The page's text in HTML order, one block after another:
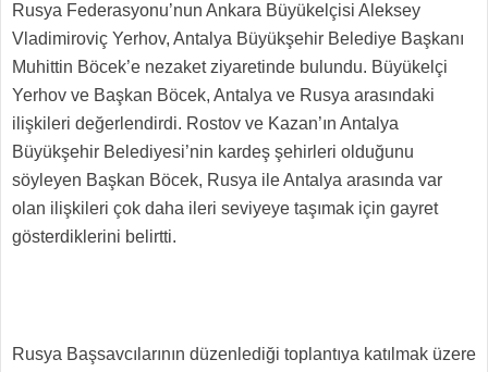
Rusya Federasyonu’nun Ankara Büyükelçisi Aleksey
Vladimiroviç Yerhov, Antalya Büyükşehir Belediye Başkanı
Muhittin Böcek’e nezaket ziyaretinde bulundu. Büyükelçi
Yerhov ve Başkan Böcek, Antalya ve Rusya arasındaki
ilişkileri değerlendirdi. Rostov ve Kazan’ın Antalya
Büyükşehir Belediyesi’nin kardeş şehirleri olduğunu
söyleyen Başkan Böcek, Rusya ile Antalya arasında var
olan ilişkileri çok daha ileri seviyeye taşımak için gayret
gösterdiklerini belirtti.
Rusya Başsavcılarının düzenlediği toplantıya katılmak üzere